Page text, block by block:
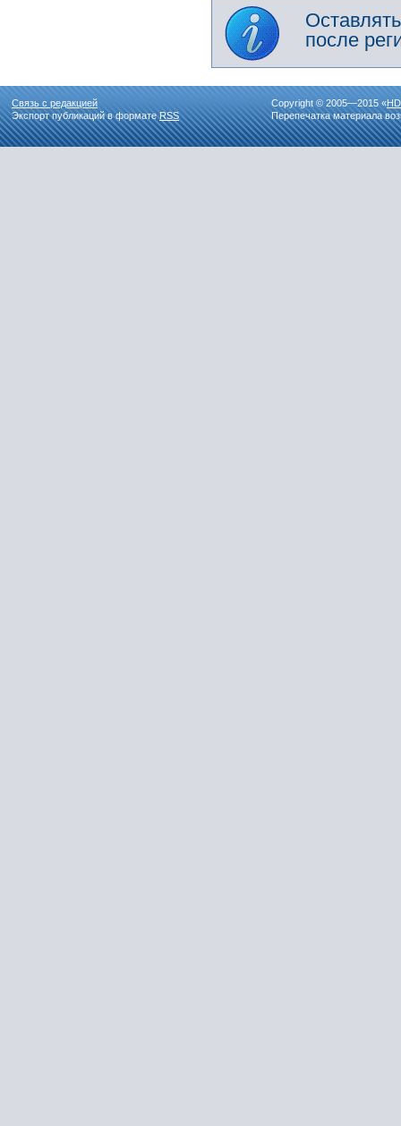
после
Связь с редакцией
Экспорт публикаций в форматеRSS
Copyright © 2005—2015 «
Перепечатка материала